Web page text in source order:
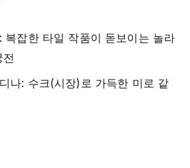
: 복잡한 타일 작품이 돋보이는 놀라
나: 수크(시장)로 가득한 미로 같